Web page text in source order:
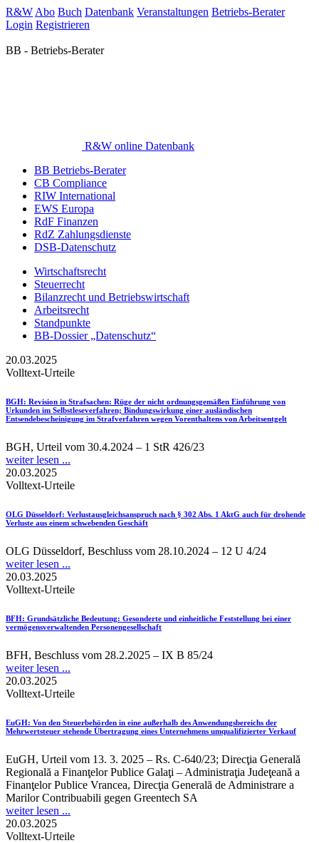
R&W Abo Buch Datenbank Veranstaltungen Betriebs-Berater
Login Registrieren
BB - Betriebs-Berater
R&W online Datenbank
BB Betriebs-Berater
CB Compliance
RIW International
EWS Europa
RdF Finanzen
RdZ Zahlungsdienste
DSB-Datenschutz
Wirtschaftsrecht
Steuerrecht
Bilanzrecht und Betriebswirtschaft
Arbeitsrecht
Standpunkte
BB-Dossier „Datenschutz“
20.03.2025
Volltext-Urteile
BGH: Revision in Strafsachen: Rüge der nicht ordnungsgemäßen Einführung von
Urkunden im Selbstleseverfahren; Bindungswirkung einer ausländischen
Entsendebescheinigung im Strafverfahren wegen Vorenthaltens von Arbeitsentgelt
BGH, Urteil vom 30.4.2024 – 1 StR 426/23
weiter lesen ...
20.03.2025
Volltext-Urteile
OLG Düsseldorf: Verlustausgleichsanspruch nach § 302 Abs. 1 AktG auch für drohende
Verluste aus einem schwebenden Geschäft
OLG Düsseldorf, Beschluss vom 28.10.2024 – 12 U 4/24
weiter lesen ...
20.03.2025
Volltext-Urteile
BFH: Grundsätzliche Bedeutung: Gesonderte und einheitliche Feststellung bei einer
vermögensverwaltenden Personengesellschaft
BFH, Beschluss vom 28.2.2025 – IX B 85/24
weiter lesen ...
20.03.2025
Volltext-Urteile
EuGH: Von den Steuerbehörden in eine außerhalb des Anwendungsbereichs der
Mehrwertsteuer stehende Übertragung eines Unternehmens umqualifizierter Verkauf
EuGH, Urteil vom 13. 3. 2025 – Rs. C-640/23; Direcţia Generală
Regională a Finanţelor Publice Galaţi – Administraţia Judeţeană a
Finanţelor Publice Vrancea, Direcţia Generală de Administrare a
Marilor Contribuabili gegen Greentech SA
weiter lesen ...
20.03.2025
Volltext-Urteile